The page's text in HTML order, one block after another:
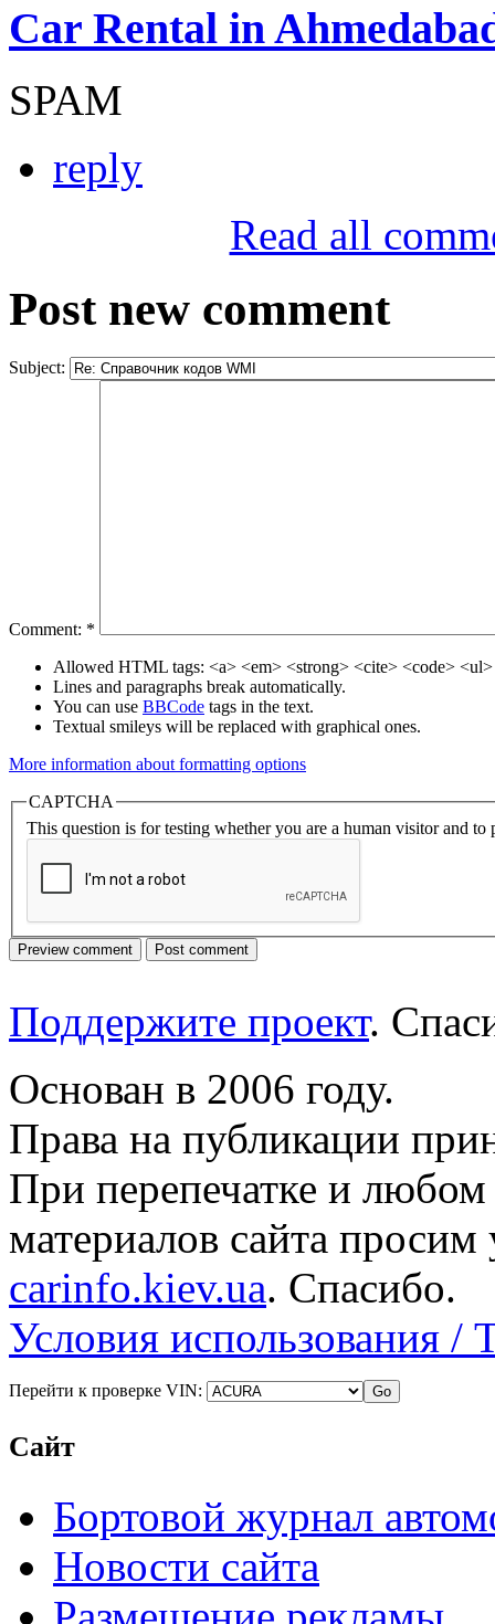
Car Rental in
SPAM
reply
Read all
Post new comment
Subject:
Comment: *
Allowed HTML tags: <a> <em> <strong> <cite> <code>
Lines and paragraphs break automatically.
You can use BBCode tags in the text.
Textual smileys will be replaced with graphical ones.
More information about formatting options
CAPTCHA
This question is for testing whether you are a human visitor and to
Поддержите проект.
Основан в 2006 году.
Права на публикации
При перепечатке и
материалов сайта просим
carinfo.kiev.ua. Спасибо.
Условия использования /
Перейти к проверке VIN:
Сайт
Бортовой журнал
Новости сайта